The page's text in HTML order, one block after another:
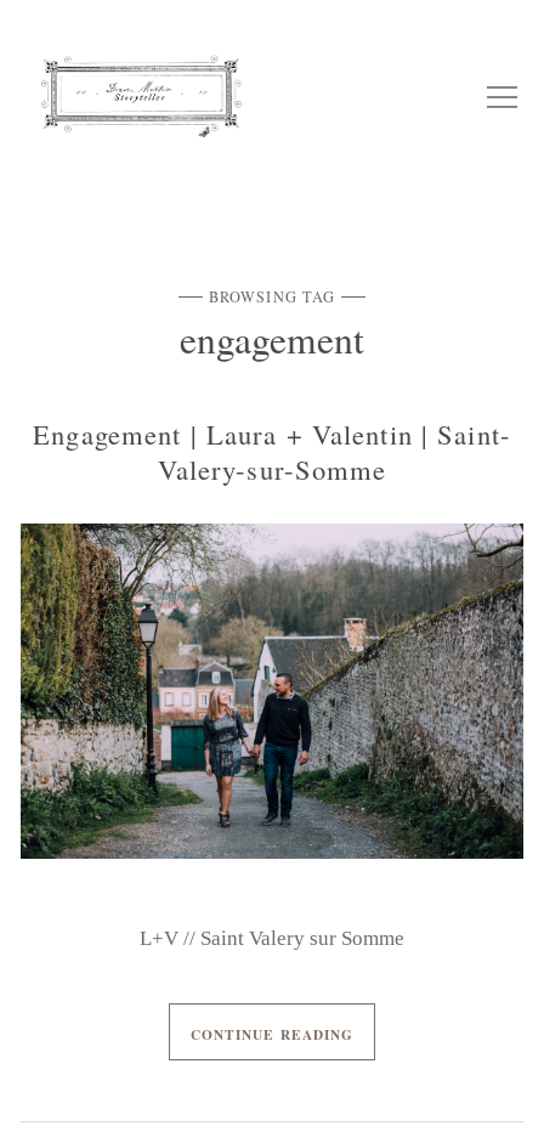
BROWSING TAG
engagement
Engagement | Laura + Valentin | Saint-
Valery-sur-Somme
L+V // Saint Valery sur Somme
CONTINUE READING